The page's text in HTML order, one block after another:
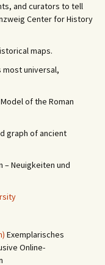
and curators to tell
Center for History
maps.
most universal,
of the Roman
graph of ancient
– Neuigkeiten und
Exemplarisches
Online-